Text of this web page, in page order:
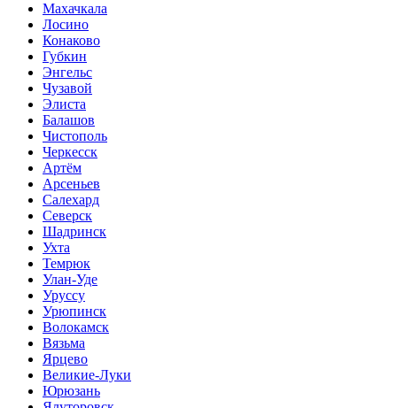
Махачкала
Лосино
Конаково
Губкин
Энгельс
Чузавой
Элиста
Балашов
Чистополь
Черкесск
Артём
Арсеньев
Салехард
Северск
Шадринск
Ухта
Темрюк
Улан-Уде
Уруссу
Урюпинск
Волокамск
Вязьма
Ярцево
Великие-Луки
Юрюзань